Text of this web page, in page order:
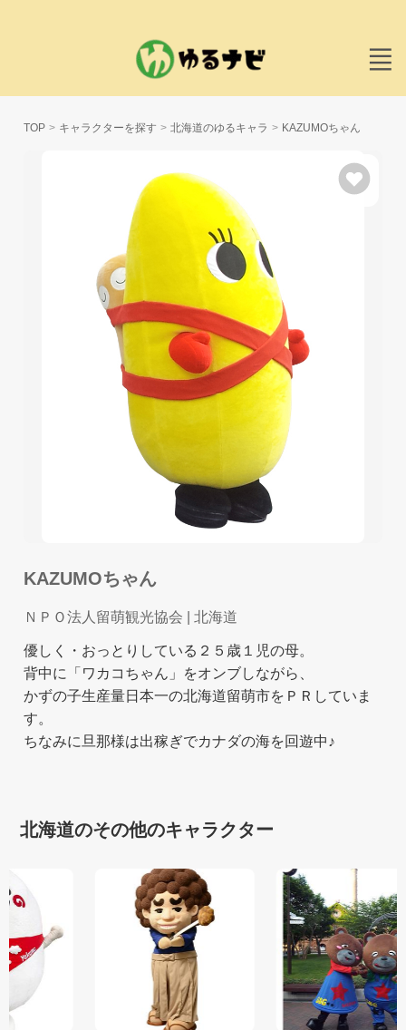
TOP キャラクターを探す 北海道のゆるキャラ KAZUMOちゃん
KAZUMOちゃん
ＮＰＯ法人留萌観光協会 | 北海道
優しく・おっとりしている２５歳１児の母。
背中に「ワカコちゃん」をオンブしながら、
かずの子生産量日本一の北海道留萌市をＰＲしていま
す。
ちなみに旦那様は出稼ぎでカナダの海を回遊中♪
北海道のその他のキャラクター